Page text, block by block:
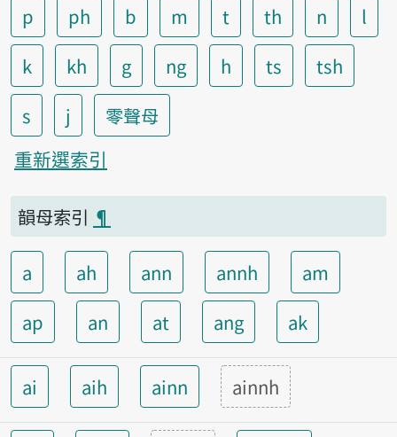
p
ph b m t th n
l
k
kh g ng h ts
tsh
s
j
零聲母
重新選索引
韻母索引 ¶
a ah ann annh
am
ap
an at ang ak
ai aih ainn ainnh